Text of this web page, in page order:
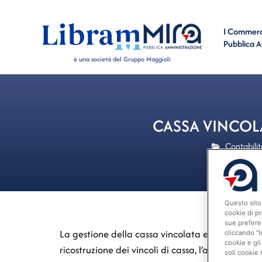
è una società del Gruppo Maggioli
I
Pubblica
CASSA
La gestione della cassa vincolata enti locali
ricostruzione dei vincoli di cassa,
Questo
cookie di
sue
cliccando
cookie e gli
soli cookie